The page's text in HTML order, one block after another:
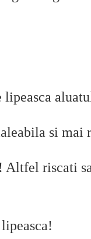
lipeasca
si mai
Altfel riscati